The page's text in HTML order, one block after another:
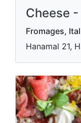
Cheese
Fromages,
Hanamal 21,